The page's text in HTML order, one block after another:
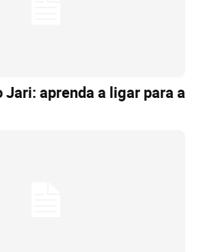
Jari: aprenda a ligar para a